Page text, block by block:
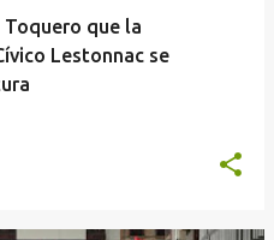
que la
Lestonnac se